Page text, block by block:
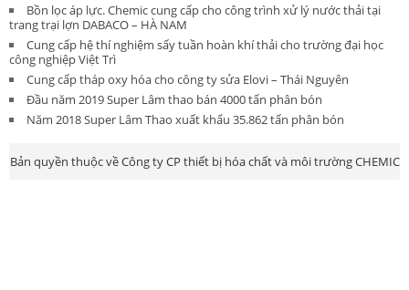
Bồn lọc áp lực. Chemic cung cấp cho công trình xử lý nước thải tại
trang trại lợn DABACO – HÀ NAM
Cung cấp hệ thí nghiệm sấy tuần hoàn khí thải cho trường đại học
công nghiệp Việt Trì
Cung cấp tháp oxy hóa cho công ty sửa Elovi – Thái Nguyên
Đầu năm 2019 Super Lâm thao bán 4000 tấn phân bón
Năm 2018 Super Lâm Thao xuất khẩu 35.862 tấn phân bón
Bản quyền thuộc về Công ty CP thiết bị hóa chất và môi trường CHEMIC